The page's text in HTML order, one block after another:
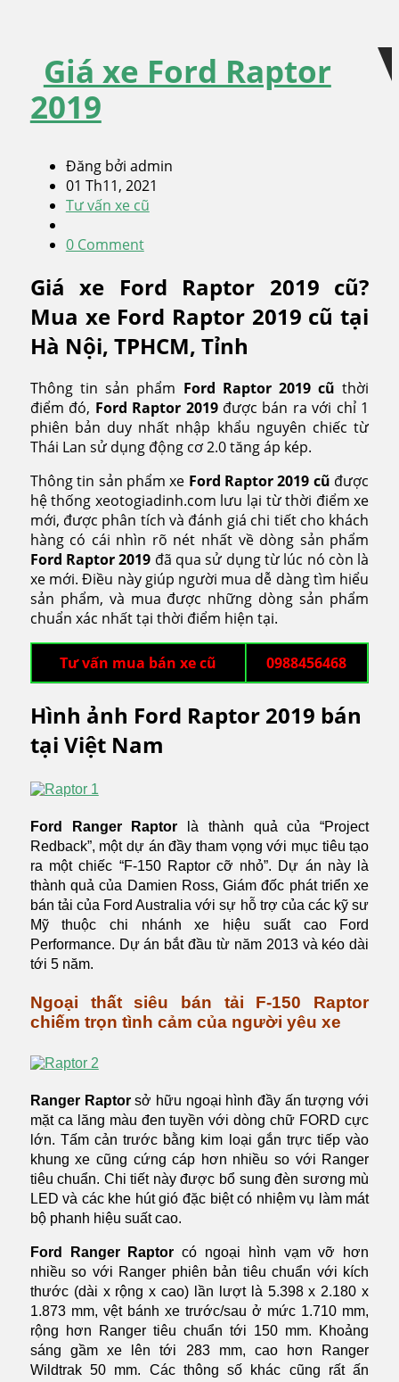
navigation
contentGiá xe Ford Raptor
2019
Đăng bởi admin
01 Th11, 2021
Tư vấn xe cũ
0 Comment
Giá xe Ford Raptor 2019 cũ?
Mua xe Ford Raptor 2019 cũ tại
Hà Nội, TPHCM, Tỉnh
Thông tin sản phẩm Ford Raptor 2019 cũ thời
điểm đó, Ford Raptor 2019được bán ra với chỉ 1
phiên bản duy nhất nhập khẩu nguyên chiếc từ
Thái Lan sử dụng động cơ 2.0 tăng áp kép.
Thông tin sản phẩm xe Ford Raptor 2019 cũ được
hệ thống xeotogiadinh.com lưu lại từ thời điểm xe
mới, được phân tích và đánh giá chi tiết cho khách
hàng có cái nhìn rõ nét nhất về dòng sản phẩm
Ford Raptor2019 đã qua sử dụng từ lúc nó còn là
xe mới. Điều này giúp người mua dễ dàng tìm hiểu
sản phẩm, và mua được những dòng sản phẩm
chuẩn xác nhất tại thời điểm hiện tại.
Tư vấn mua bán xe cũ 0988456468
Hình ảnh Ford Raptor 2019 bán
tại Việt Nam
Ford Ranger Raptor là thành quả của “Project
Redback”, một dự án đầy tham vọng với mục tiêu tạo
ra một chiếc “F-150 Raptor cỡ nhỏ”. Dự án này là
thành quả của Damien Ross, Giám đốc phát triển xe
bán tải của Ford Australia với sự hỗ trợ của các kỹ sư
Mỹ thuộc chi nhánh xe hiệu suất cao Ford
Performance. Dự án bắt đầu từ năm 2013 và kéo dài
tới 5 năm.
Ngoại thất siêu bán tải F-150 Raptor
chiếm trọn tình cảm của người yêu xe
Ranger Raptorsở hữu ngoại hình đầy ấn tượng với
mặt ca lăng màu đen tuyền với dòng chữ FORD cực
lớn. Tấm cản trước bằng kim loại gắn trực tiếp vào
khung xe cũng cứng cáp hơn nhiều so với Ranger
tiêu chuẩn. Chi tiết này được bổ sung đèn sương mù
LED và các khe hút gió đặc biệt có nhiệm vụ làm mát
bộ phanh hiệu suất cao.
Ford Ranger Raptor có ngoại hình vạm vỡ hơn
nhiều so với Ranger phiên bản tiêu chuẩn với kích
thước (dài x rộng x cao) lần lượt là 5.398 x 2.180 x
1.873 mm, vệt bánh xe trước/sau ở mức 1.710 mm,
rộng hơn Ranger tiêu chuẩn tới 150 mm. Khoảng
sáng gầm xe lên tới 283 mm, cao hơn Ranger
Wildtrak 50 mm. Các thông số khác cũng rất ấn